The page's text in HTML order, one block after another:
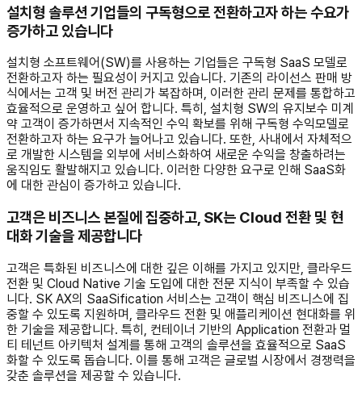
설치형 솔루션 기업들의 구독형으로 전환하고자 하는 수요가
증가하고 있습니다
설치형 소프트웨어(SW)를 사용하는 기업들은 구독형 SaaS 모델로
전환하고자 하는 필요성이 커지고 있습니다. 기존의 라이선스 판매 방
식에서는 고객 및 버전 관리가 복잡하며, 이러한 관리 문제를 통합하고
효율적으로 운영하고 싶어 합니다. 특히, 설치형 SW의 유지보수 미계
약 고객이 증가하면서 지속적인 수익 확보를 위해 구독형 수익모델로
전환하고자 하는 요구가 늘어나고 있습니다. 또한, 사내에서 자체적으
로 개발한 시스템을 외부에 서비스화하여 새로운 수익을 창출하려는
움직임도 활발해지고 있습니다. 이러한 다양한 요구로 인해 SaaS화
에 대한 관심이 증가하고 있습니다.
고객은 비즈니스 본질에 집중하고, SK는 Cloud 전환 및 현
대화 기술을 제공합니다
고객은 특화된 비즈니스에 대한 깊은 이해를 가지고 있지만, 클라우드
전환 및 Cloud Native 기술 도입에 대한 전문 지식이 부족할 수 있습
니다. SK AX의 SaaSification 서비스는 고객이 핵심 비즈니스에 집
중할 수 있도록 지원하며, 클라우드 전환 및 애플리케이션 현대화를 위
한 기술을 제공합니다. 특히, 컨테이너 기반의 Application 전환과 멀
티 테넌트 아키텍처 설계를 통해 고객의 솔루션을 효율적으로 SaaS
화할 수 있도록 돕습니다. 이를 통해 고객은 글로벌 시장에서 경쟁력을
갖춘 솔루션을 제공할 수 있습니다.